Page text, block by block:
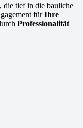
, die tief in die bauliche
fürIhre
Professionalität